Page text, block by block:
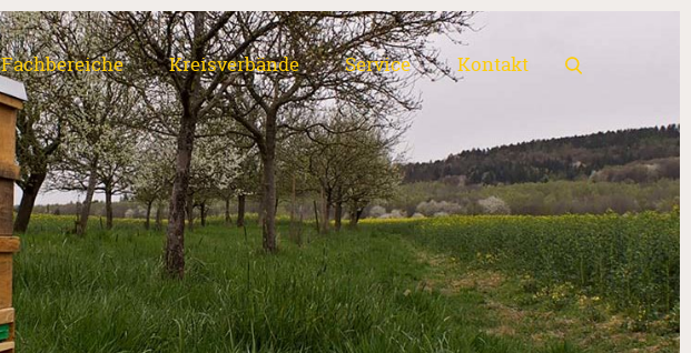
Fachbereiche Kreisverbände Service Kontakt